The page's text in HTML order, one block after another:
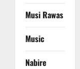
Musi Rawas
Music
Nabire